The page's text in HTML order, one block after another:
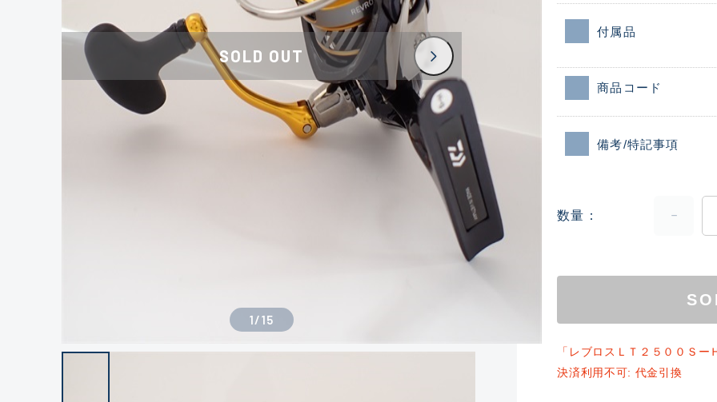
SOLD OUT
1/15
付属品
商品コード
備考/特記事項
数量
「レブロスＬＴ２５００Ｓー
決済利用不可: 代金引換